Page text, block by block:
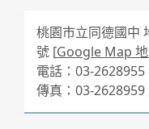
桃園市立同德國中
號 [Google Map
電話：03-2628955
傳真：03-